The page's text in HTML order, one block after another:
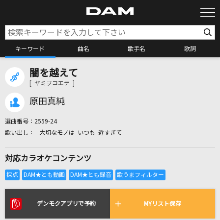
キーワード 曲名 歌手名 歌詞
全国りれき
リアルタイムで歌われている曲の一覧
闇を越えて
[ ヤミヲコエテ ]
原田真純
選曲番号： 2559-24
大切なモノは いつも 近すぎて
対応カラオケコンテンツ
デンモクアプリで予約 MYリスト保存